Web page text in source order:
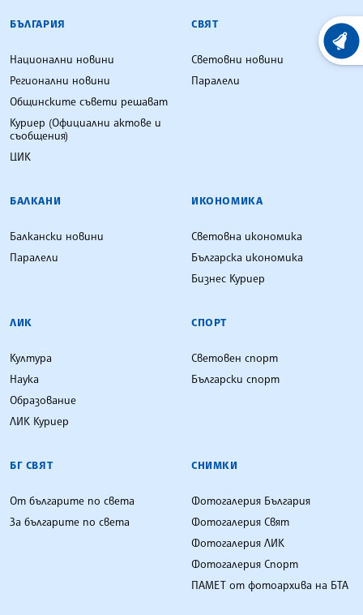
БЪЛГАРСКА ТЕЛЕГРАФНА АГЕНЦИЯ
БЪЛГАРИЯ
Национални новини
Регионални новини
Общинските съвети решават
Куриер (Официални актове и
съобщения)
ЦИК
СВЯТ
Световни новини
Паралели
БАЛКАНИ
Балкански новини
Паралели
ИКОНОМИКА
Световна икономика
Българска икономика
Бизнес Куриер
ЛИК
Култура
Наука
Образование
ЛИК Куриер
СПОРТ
Световен спорт
Български спорт
БГ СВЯТ
От българите по света
За българите по света
СНИМКИ
Фотогалерия България
Фотогалерия Свят
Фотогалерия ЛИК
Фотогалерия Спорт
ПАМЕТ от фотоархива на БТА